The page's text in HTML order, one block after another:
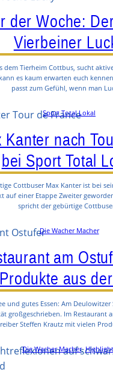
der Woche:
Vierbeiner
dem Tierheim Cottbus, sucht
es kaum erwarten euch
passt zum Gefühl, wenn man
Sport Total Lokal
Kanter nach
bei Sport Total
Cottbuser Max Kanter ist bei
auf einer Etappe Zweiter
spricht der gebürtige
Die Wacher Macher
am
aus
und gutes Essen: Am
großgeschrieben. Im Restaurant
Steffen Krautz mit vielen
Die Wacher Macher,